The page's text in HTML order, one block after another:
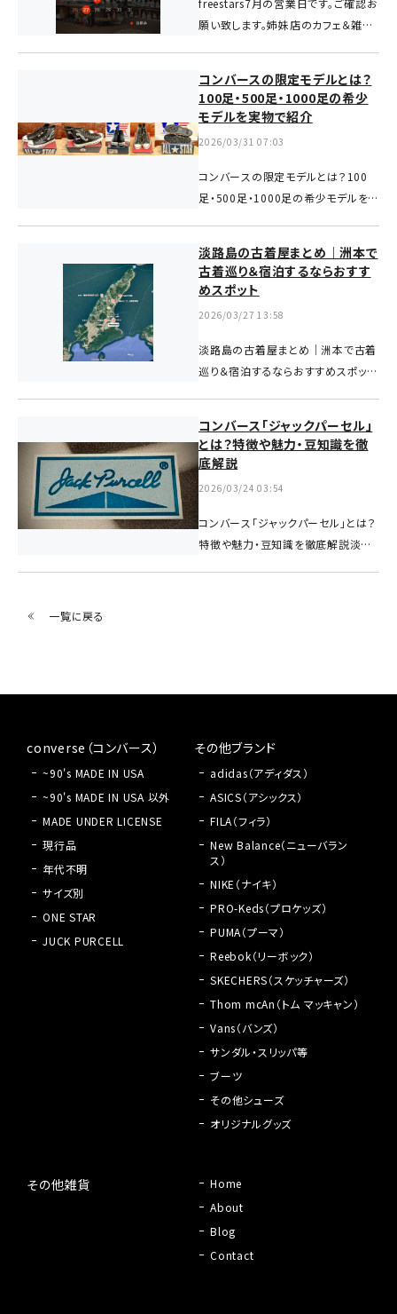
converse（コンバース）
~90's MADE IN USA
~90's MADE IN USA 以外
MADE UNDER LICENSE
現行品
年代不明
サイズ別
ONE STAR
JUCK PURCELL
その他ブランド
adidas（アディダス）
ASICS（アシックス）
FILA（フィラ）
New Balance（ニューバラン
ス）
NIKE（ナイキ）
PRO-Keds（プロケッズ）
PUMA（プーマ）
Reebok（リーボック）
SKECHERS（スケッチャーズ）
Thom mcAn（トム マッキャン）
Vans（バンズ）
サンダル・スリッパ等
ブーツ
その他シューズ
オリジナルグッズ
その他雑貨
Home
About
Blog
Contact
freestars7月の営業日です。ご確認お
願い致します。姉妹店のカフェ＆雑貨
ております♪starbaseの営業カレン
ダーも...
コンバースの限定モデルとは？
100足・500足・1000足の希少
モデルを実物で紹介
2026/03/31 07:03
コンバースの限定モデルとは？100
足・500足・1000足の希少モデルを実
「freestars」です。今回は、コンバース
の中でも特に希少...
淡路島の古着屋まとめ｜洲本で
古着巡り＆宿泊するならおすす
めスポット
2026/03/27 13:58
淡路島の古着屋まとめ｜洲本で古着
巡り＆宿泊するならおすすめスポット
「freestars」です。今回は、freestarsに
ご来店いただくお客様に...
コンバース「ジャックパーセル」
とは？特徴や魅力・豆知識を徹
底解説
2026/03/24 03:54
コンバース「ジャックパーセル」とは？
特徴や魅力・豆知識を徹底解説淡路
一覧に戻る